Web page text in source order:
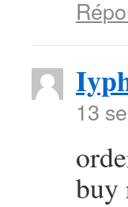
13
buy